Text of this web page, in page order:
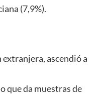
(7,9%).
ascendió a
que da muestras de